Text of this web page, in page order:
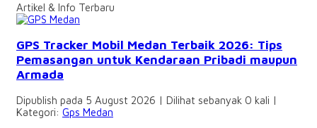
Artikel & Info Terbaru
GPS Tracker Mobil Medan Terbaik 2026: Tips
Pemasangan untuk Kendaraan Pribadi maupun
Armada
Dipublish pada 5 August 2026 | Dilihat sebanyak 0 kali |
Kategori: Gps Medan